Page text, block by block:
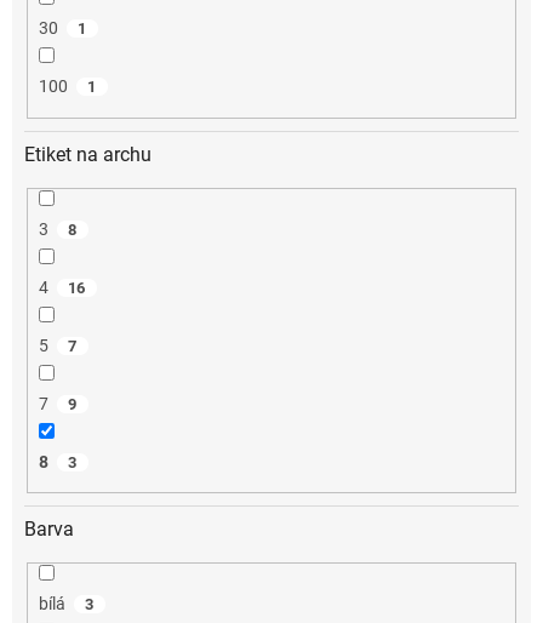
30 1
100 1
Etiket na archu
3 8
4 16
5 7
7 9
8 3
Barva
bílá 3